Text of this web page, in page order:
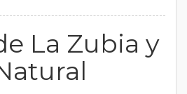
La Zubia y